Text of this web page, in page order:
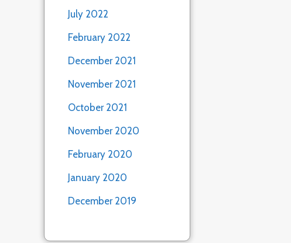
July 2022
February 2022
December 2021
November 2021
October 2021
November 2020
February 2020
January 2020
December 2019